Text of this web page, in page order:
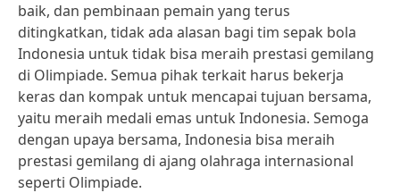
baik, dan pembinaan pemain yang terus
ditingkatkan, tidak ada alasan bagi tim sepak bola
Indonesia untuk tidak bisa meraih prestasi gemilang
di Olimpiade. Semua pihak terkait harus bekerja
keras dan kompak untuk mencapai tujuan bersama,
yaitu meraih medali emas untuk Indonesia. Semoga
dengan upaya bersama, Indonesia bisa meraih
prestasi gemilang di ajang olahraga internasional
seperti Olimpiade.